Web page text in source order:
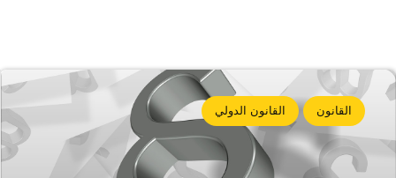
القانون القانون الدولي